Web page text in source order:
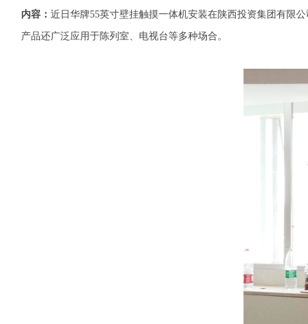
内容： 近日华牌55英寸壁挂触摸一体机安装在陕西投资集团有限
产品还广泛应用于陈列室、电视台等多种场合。